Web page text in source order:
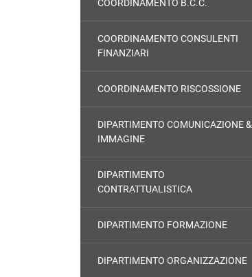
COORDINAMENTO B.C.C.
COORDINAMENTO CONSULENTI
FINANZIARI
COORDINAMENTO RISCOSSIONE
DIPARTIMENTO COMUNICAZIONE &
IMMAGINE
DIPARTIMENTO
CONTRATTUALISTICA
DIPARTIMENTO FORMAZIONE
DIPARTIMENTO ORGANIZZAZIONE